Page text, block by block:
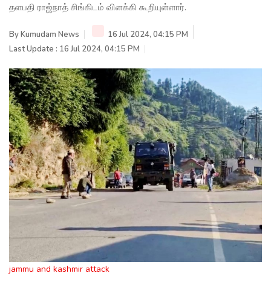
தளபதி ராஜ்நாத் சிங்கிடம் விளக்கி கூறியுள்ளார்.
ByKumudam News
16 Jul 2024, 04:15 PM
Last Update : 16 Jul 2024, 04:15 PM
jammu and kashmir attack